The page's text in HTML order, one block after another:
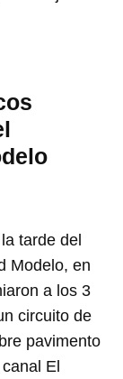
tarde del
Modelo, en
a los 3
circuito de
pavimento
El